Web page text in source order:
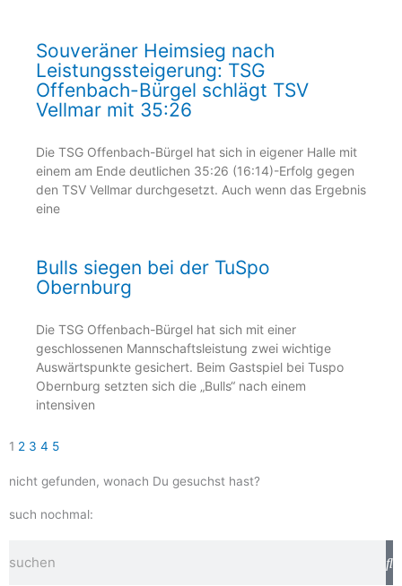
Souveräner Heimsieg nach
Leistungssteigerung: TSG
Offenbach-Bürgel schlägt TSV
Vellmar mit 35:26
Die TSG Offenbach-Bürgel hat sich in eigener Halle mit
einem am Ende deutlichen 35:26 (16:14)-Erfolg gegen
den TSV Vellmar durchgesetzt. Auch wenn das Ergebnis
eine
Bulls siegen bei der TuSpo
Obernburg
Die TSG Offenbach-Bürgel hat sich mit einer
geschlossenen Mannschaftsleistung zwei wichtige
Auswärtspunkte gesichert. Beim Gastspiel bei Tuspo
Obernburg setzten sich die „Bulls“ nach einem
intensiven
1 2 3 4 5
nicht gefunden, wonach Du gesuchst hast?
such nochmal: